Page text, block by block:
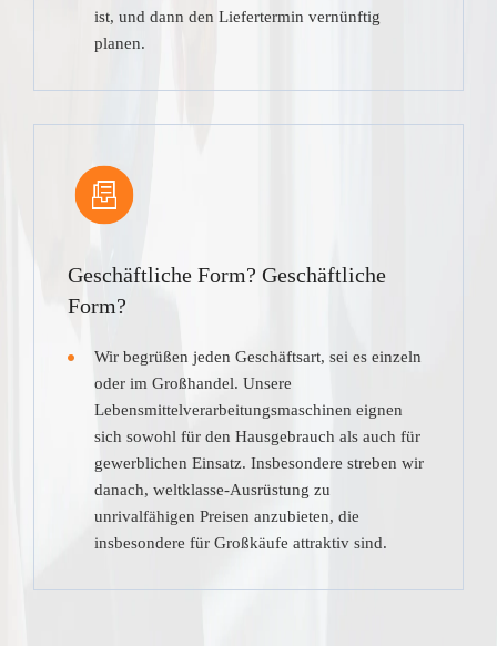
ist, und dann den Liefertermin vernünftig
planen.
Geschäftliche Form? Geschäftliche
Form?
Wir begrüßen jeden Geschäftsart, sei es einzeln
oder im Großhandel. Unsere
Lebensmittelverarbeitungsmaschinen eignen
sich sowohl für den Hausgebrauch als auch für
gewerblichen Einsatz. Insbesondere streben wir
danach, weltklasse-Ausrüstung zu
unrivalfähigen Preisen anzubieten, die
insbesondere für Großkäufe attraktiv sind.